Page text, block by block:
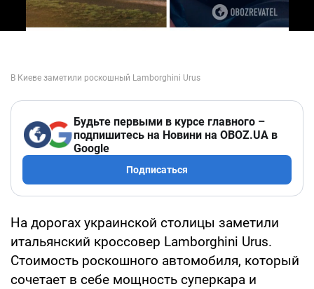
Будьте первыми в курсе главного –
подпишитесь на Новини на OBOZ.UA в
Google
Подписаться
На дорогах украинской столицы заметили
итальянский кроссовер Lamborghini Urus.
Стоимость роскошного автомобиля, который
сочетает в себе мощность суперкара и